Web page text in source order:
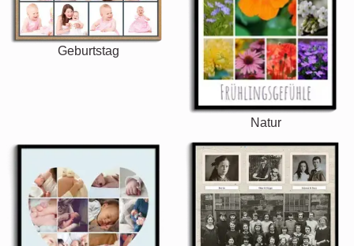
Geburtstag
Natur